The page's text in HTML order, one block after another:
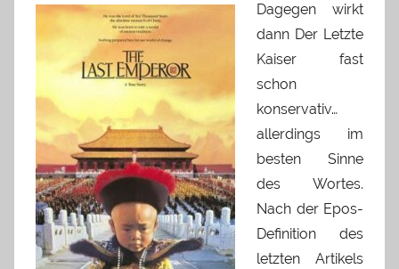
Dagegen wirkt
dann Der Letzte
Kaiser fast
schon
konservativ…
allerdings im
besten Sinne
des Wortes.
Nach der Epos-
Definition des
letzten Artikels